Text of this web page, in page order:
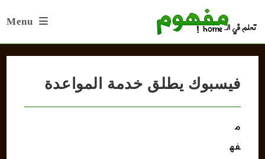
Menu
فيسبوك يطلق خدمة المواعدة
م
فه